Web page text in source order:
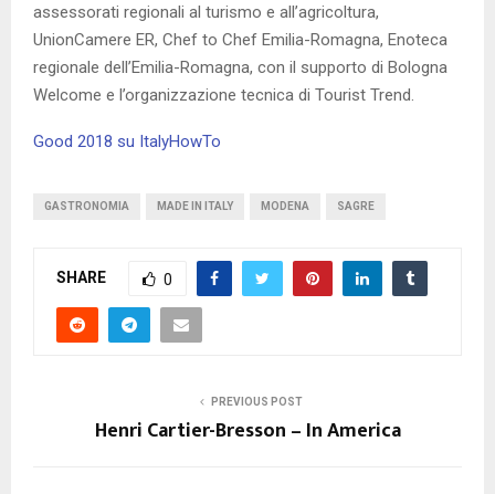
assessorati regionali al turismo e all’agricoltura,
UnionCamere ER, Chef to Chef Emilia-Romagna, Enoteca
regionale dell’Emilia-Romagna, con il supporto di Bologna
Welcome e l’organizzazione tecnica di Tourist Trend.
Good 2018 su ItalyHowTo
GASTRONOMIA MADE IN ITALY MODENA SAGRE
SHARE 0
PREVIOUS POST
Henri Cartier-Bresson – In America